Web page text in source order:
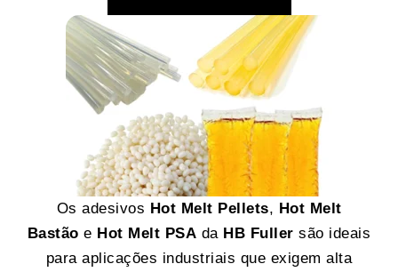
Os adesivos Hot Melt Pellets, Hot Melt
Bastão e Hot Melt PSA da HB Fuller são ideais
para aplicações industriais que exigem alta